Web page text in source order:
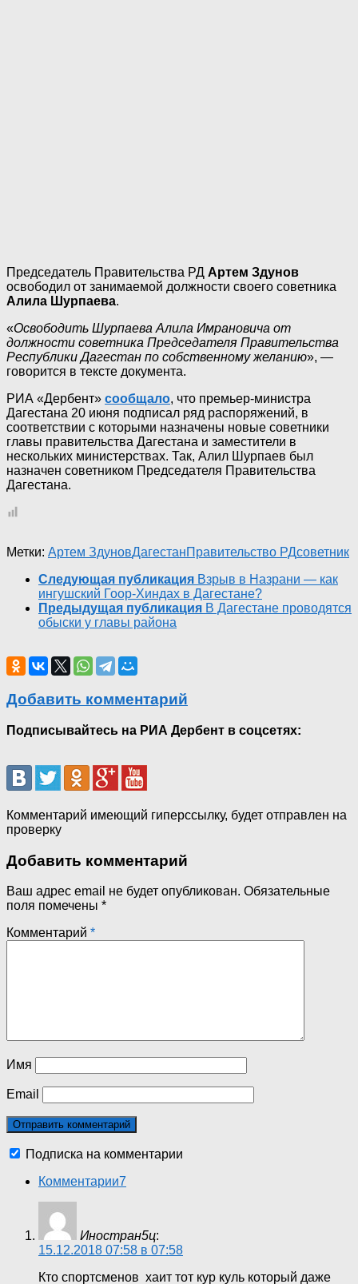
Председатель Правительства РД Артем Здунов
освободил от занимаемой должности своего советника
Алила Шурпаева.
«Освободить Шурпаева Алила Имрановича от
должности советника Председателя Правительства
Республики Дагестан по собственному желанию», —
говорится в тексте документа.
РИА «Дербент» сообщало, что премьер-министра
Дагестана 20 июня подписал ряд распоряжений, в
соответствии с которыми назначены новые советники
главы правительства Дагестана и заместители в
нескольких министерствах. Так, Алил Шурпаев был
назначен советником Председателя Правительства
Дагестана.
Метки: Артем ЗдуновДагестанПравительство РДсоветник
Следующая публикация Взрыв в Назрани — как
ингушский Гоор-Хиндах в Дагестане?
Предыдущая публикация В Дагестане проводятся
обыски у главы района
Добавить комментарий
Подписывайтесь на РИА Дербент в соцсетях:
Комментарий имеющий гиперссылку, будет отправлен на
проверку
Добавить комментарий
Ваш адрес email не будет опубликован. Обязательные
поля помечены *
Комментарий *
Имя
Email
Подписка на комментарии
Комментарии7
Иностран5ц:
15.12.2018 07:58 в 07:58
Кто спортсменов хаит тот кур куль который даже